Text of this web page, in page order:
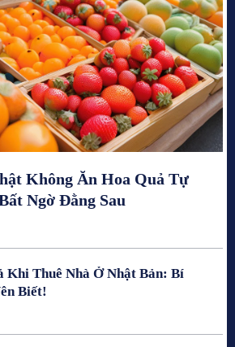
Không Ăn Hoa Quả Tự
Ngờ Đằng Sau
Khi Thuê Nhà Ở Nhật Bản: Bí
Biết!